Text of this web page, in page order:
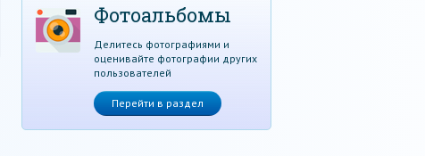
Фотоальбомы
Делитесь фотографиями и
оценивайте фотографии других
пользователей
Перейти в раздел